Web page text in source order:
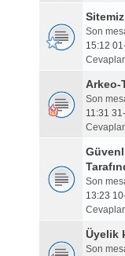
Son
15:12
Arkeo-
Son
11:31
Son
13:23
Üyelik
Son